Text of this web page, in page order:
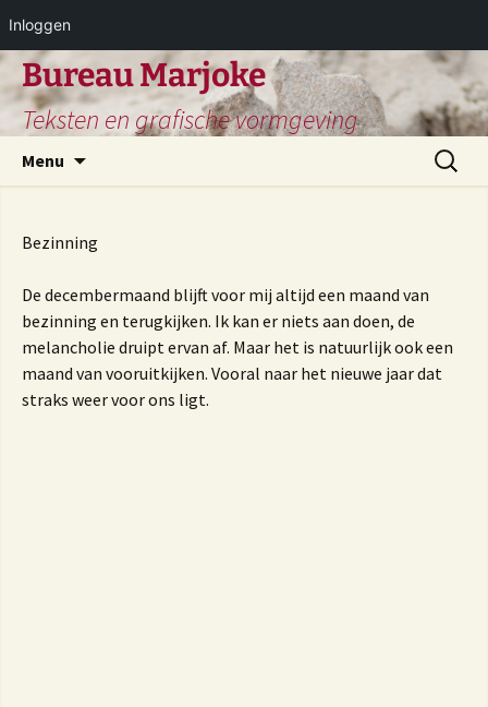
Inloggen
Ga
naar
inhoud
Bureau Marjoke
Teksten en grafische vormgeving
Menu
Zoeken
naar:
Bezinning
De decembermaand blijft voor mij altijd een maand van
bezinning en terugkijken. Ik kan er niets aan doen, de
melancholie druipt ervan af. Maar het is natuurlijk ook een
maand van vooruitkijken. Vooral naar het nieuwe jaar dat
straks weer voor ons ligt.